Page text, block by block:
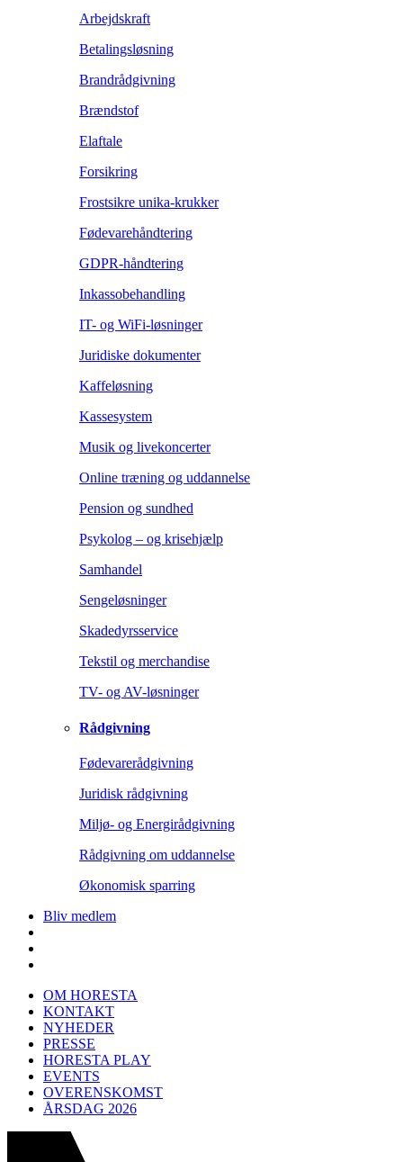
Arbejdskraft
Betalingsløsning
Brandrådgivning
Brændstof
Elaftale
Forsikring
Frostsikre unika-krukker
Fødevarehåndtering
GDPR-håndtering
Inkassobehandling
IT- og WiFi-løsninger
Juridiske dokumenter
Kaffeløsning
Kassesystem
Musik og livekoncerter
Online træning og uddannelse
Pension og sundhed
Psykolog – og krisehjælp
Samhandel
Sengeløsninger
Skadedyrsservice
Tekstil og merchandise
TV- og AV-løsninger
Rådgivning
Fødevarerådgivning
Juridisk rådgivning
Miljø- og Energirådgivning
Rådgivning om uddannelse
Økonomisk sparring
Bliv medlem
OM HORESTA
KONTAKT
NYHEDER
PRESSE
HORESTA PLAY
EVENTS
OVERENSKOMST
ÅRSDAG 2026